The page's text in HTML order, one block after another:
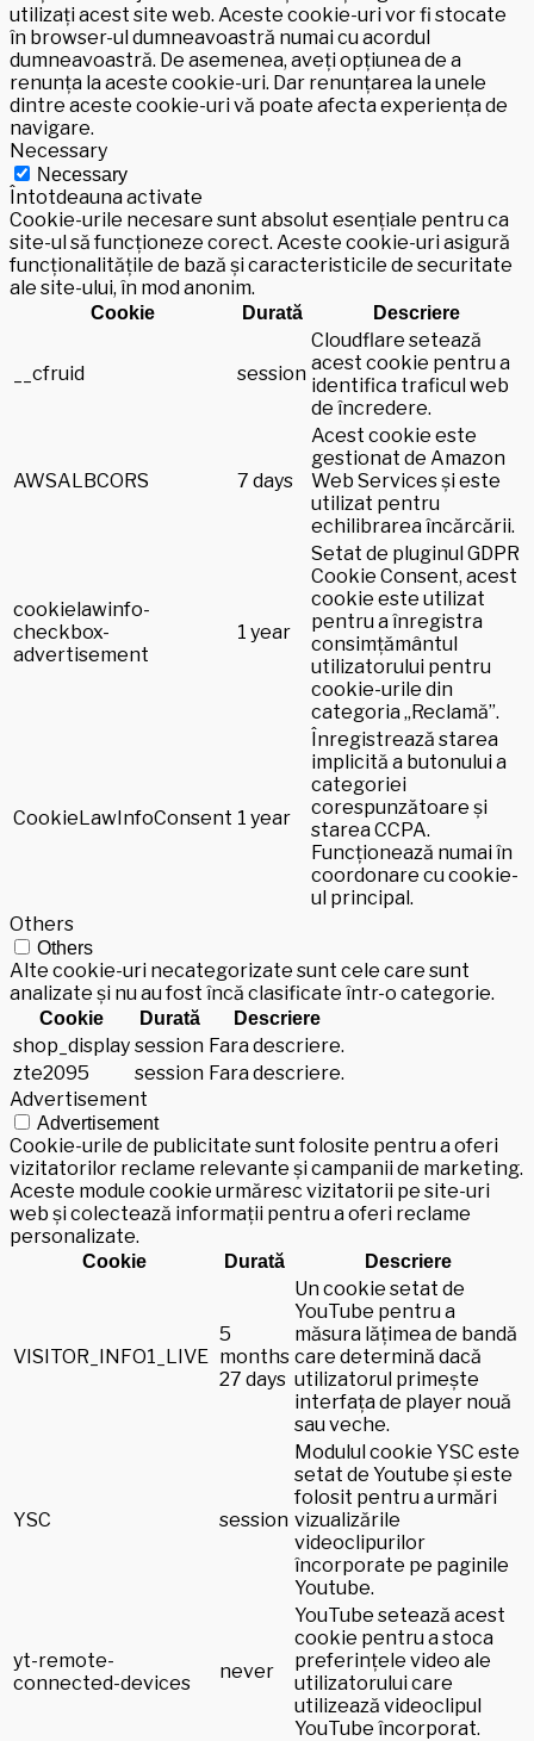
utilizați acest site web. Aceste cookie-uri vor fi stocate
în browser-ul dumneavoastră numai cu acordul
dumneavoastră. De asemenea, aveți opțiunea de a
renunța la aceste cookie-uri. Dar renunțarea la unele
dintre aceste cookie-uri vă poate afecta experiența de
navigare.
Necessary
Necessary
Întotdeauna activate
Cookie-urile necesare sunt absolut esențiale pentru ca
site-ul să funcționeze corect. Aceste cookie-uri asigură
funcționalitățile de bază și caracteristicile de securitate
ale site-ului, în mod anonim.
Cookie Durată Descriere
__cfruid session
Cloudflare setează
acest cookie pentru a
identifica traficul web
de încredere.
AWSALBCORS 7 days
Acest cookie este
gestionat de Amazon
Web Services și este
utilizat pentru
echilibrarea încărcării.
cookielawinfo-
checkbox-
advertisement
1 year
Setat de pluginul GDPR
Cookie Consent, acest
cookie este utilizat
pentru a înregistra
consimțământul
utilizatorului pentru
cookie-urile din
categoria „Reclamă”.
CookieLawInfoConsent 1 year
Înregistrează starea
implicită a butonului a
categoriei
corespunzătoare și
starea CCPA.
Funcționează numai în
coordonare cu cookie-
ul principal.
Others
Others
Alte cookie-uri necategorizate sunt cele care sunt
analizate și nu au fost încă clasificate într-o categorie.
Cookie Durată Descriere
shop_display session Fara descriere.
zte2095
session Fara descriere.
Advertisement
Advertisement
Cookie-urile de publicitate sunt folosite pentru a oferi
vizitatorilor reclame relevante și campanii de marketing.
Aceste module cookie urmăresc vizitatorii pe site-uri
web și colectează informații pentru a oferi reclame
personalizate.
Cookie Durată Descriere
VISITOR_INFO1_LIVE
5
months
27 days
Un cookie setat de
YouTube pentru a
măsura lățimea de bandă
care determină dacă
utilizatorul primește
interfața de player nouă
sau veche.
YSC session
Modulul cookie YSC este
setat de Youtube și este
folosit pentru a urmări
vizualizările
videoclipurilor
încorporate pe paginile
Youtube.
yt-remote-
connected-devices
never
YouTube setează acest
cookie pentru a stoca
preferințele video ale
utilizatorului care
utilizează videoclipul
YouTube încorporat.